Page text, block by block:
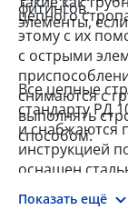
фитингов.
элементы,
цепного
этому с их
с острыми
снимаются с
выполнять
способом.
Все цепные
стандарту РД
и снабжаются
инструкцией
оснащен
номер, тип, г/
производства
Показать ещё